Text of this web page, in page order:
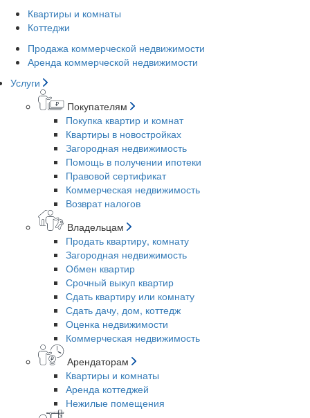
Квартиры и комнаты
Коттеджи
Продажа коммерческой недвижимости
Аренда коммерческой недвижимости
Услуги
Покупателям
Покупка квартир и комнат
Квартиры в новостройках
Загородная недвижимость
Помощь в получении ипотеки
Правовой сертификат
Коммерческая недвижимость
Возврат налогов
Владельцам
Продать квартиру, комнату
Загородная недвижимость
Обмен квартир
Срочный выкуп квартир
Сдать квартиру или комнату
Сдать дачу, дом, коттедж
Оценка недвижимости
Коммерческая недвижимость
Арендаторам
Квартиры и комнаты
Аренда коттеджей
Нежилые помещения